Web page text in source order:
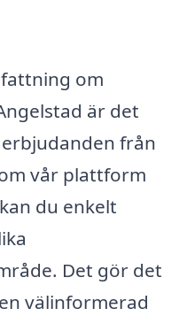
om
är det
från
vår plattform
du enkelt
Det gör det
välinformerad